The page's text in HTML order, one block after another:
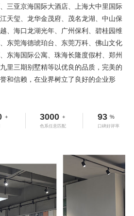
三亚京海国际大酒店、上海大中里国际
天玺、龙华金茂府、茂名龙湖、中山保
、海口龙湖光年、广州保利、碧桂园维
东莞海德琥珀台、东莞万科、佛山文化
东海国际公寓、珠海长隆度假村、郑州
里三期别墅精等以优良的品质，完美的
和信赖，在业界树立了良好的企业形
+ 3000 +
色系任意匹配
93 %
口碑好评率